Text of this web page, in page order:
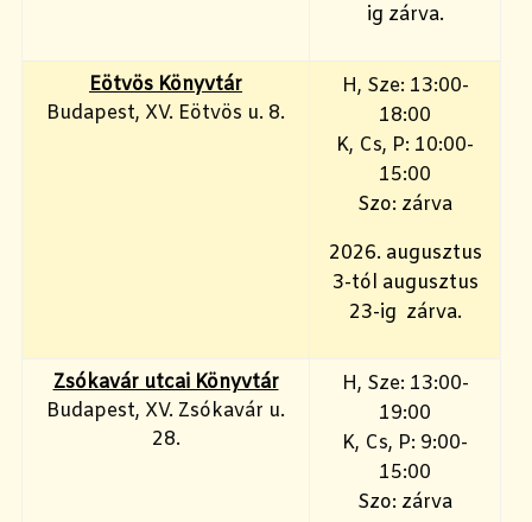
ig zárva.
Eötvös Könyvtár
Budapest, XV. Eötvös u. 8.
H, Sze: 13:00-
18:00
K, Cs, P: 10:00-
15:00
Szo: zárva
2026. augusztus
3-tól augusztus
23-ig zárva.
Zsókavár utcai Könyvtár
Budapest, XV. Zsókavár u.
28.
H, Sze: 13:00-
19:00
K, Cs, P: 9:00-
15:00
Szo: zárva